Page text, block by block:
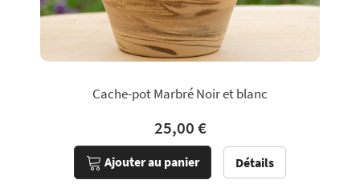
Cache-pot Marbré Noir et blanc
25,00 €
Ajouter au panier Détails